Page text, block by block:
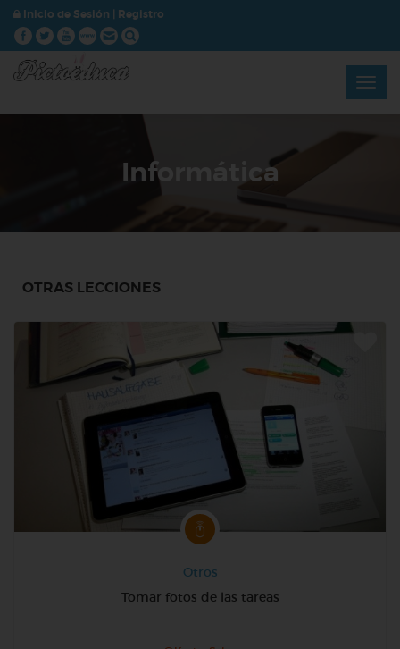
Inicio de Sesión Registro
Informática
OTRAS LECCIONES
Otros
Tomar fotos de las tareas